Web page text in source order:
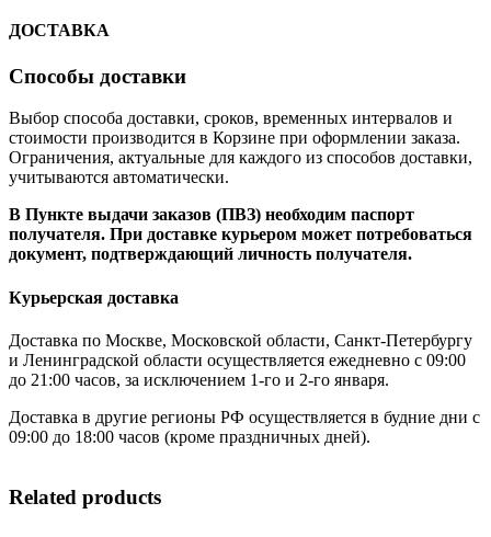
ДОСТАВКА
Способы доставки
Выбор способа доставки, сроков, временных интервалов и
стоимости производится в Корзине при оформлении заказа.
Ограничения, актуальные для каждого из способов доставки,
учитываются автоматически.
В Пункте выдачи заказов (ПВЗ) необходим паспорт
получателя. При доставке курьером может потребоваться
документ, подтверждающий личность получателя.
Курьерская доставка
Доставка по Москве, Московской области, Санкт-Петербургу
и Ленинградской области осуществляется ежедневно с 09:00
до 21:00 часов, за исключением 1-го и 2-го января.
Доставка в другие регионы РФ осуществляется в будние дни с
09:00 до 18:00 часов (кроме праздничных дней).
Related products